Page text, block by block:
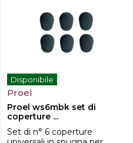
Disponibile
Proel
Proel ws6mbk set di
coperture ...
Set di n° 6 coperture